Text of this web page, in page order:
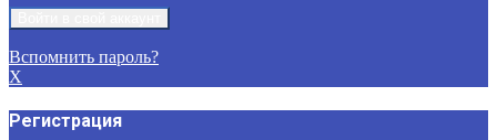
Вспомнить пароль?
X
Регистрация